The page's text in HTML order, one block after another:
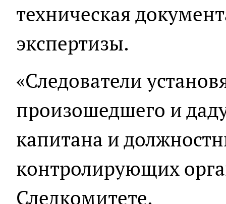
техническая
экспертизы.
«Следователи
произошедшего и
капитана и
контролирующих
Следкомитете.